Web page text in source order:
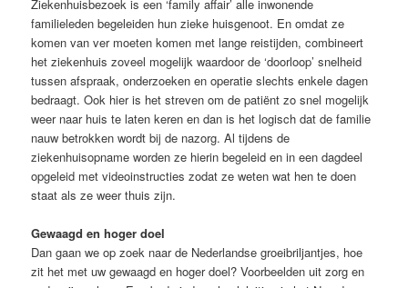
Ziekenhuisbezoek is een ‘family affair’ alle inwonende
familieleden begeleiden hun zieke huisgenoot. En omdat ze
komen van ver moeten komen met lange reistijden, combineert
het ziekenhuis zoveel mogelijk waardoor de ‘doorloop’ snelheid
tussen afspraak, onderzoeken en operatie slechts enkele dagen
bedraagt. Ook hier is het streven om de patiënt zo snel mogelijk
weer naar huis te laten keren en dan is het logisch dat de familie
nauw betrokken wordt bij de nazorg. Al tijdens de
ziekenhuisopname worden ze hierin begeleid en in een dagdeel
opgeleid met videoinstructies zodat ze weten wat hen te doen
staat als ze weer thuis zijn.
Gewaagd en hoger doel
Dan gaan we op zoek naar de Nederlandse groeibriljantjes, hoe
zit het met uw gewaagd en hoger doel? Voorbeelden uit zorg en